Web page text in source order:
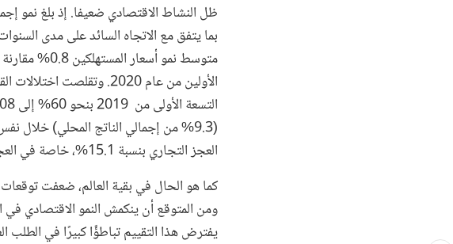
الأولين من عام 2020.
العجز التجاري بنسبة 15.1%، خاصة في العجز التجاري غير النفطي.
كما هو الحال في بقية العالم، ضعفت